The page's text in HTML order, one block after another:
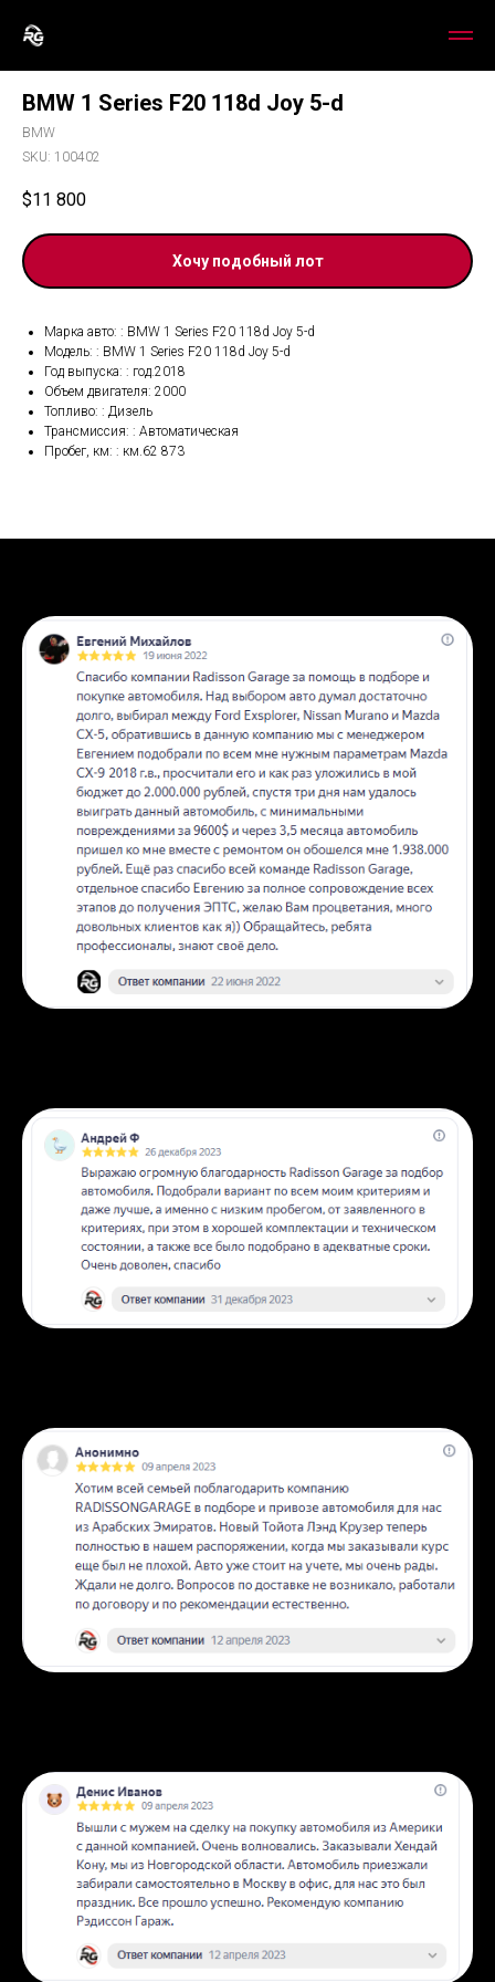
BMW 1 Series F20 118d Joy 5-d
BMW
SKU: 100402
$11 800
Хочу подобный лот
Марка авто: : BMW 1 Series F20 118d Joy 5-d
Модель: : BMW 1 Series F20 118d Joy 5-d
Год выпуска: : год.2018
Объем двигателя: 2000
Топливо: : Дизель
Трансмиссия: : Автоматическая
Пробег, км: : км.62 873